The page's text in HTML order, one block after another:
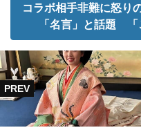
コラボ相手非難に怒り
「名言」と話題 「